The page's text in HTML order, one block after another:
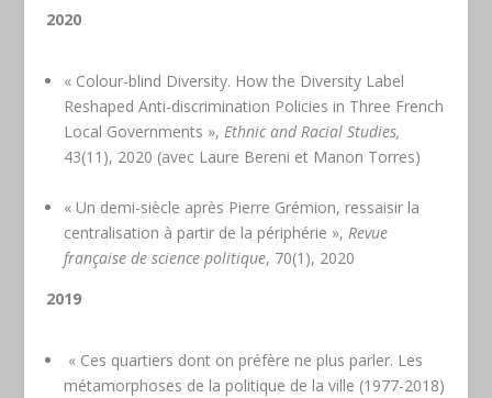
2020
« Colour-blind Diversity. How the Diversity Label
Reshaped Anti-discrimination Policies in Three French
Local Governments », Ethnic and Racial Studies,
43(11), 2020 (avec Laure Bereni et Manon Torres)
« Un demi-siècle après Pierre Grémion, ressaisir la
centralisation à partir de la périphérie »,Revue
française de science politique, 70(1), 2020
2019
« Ces quartiers dont on préfère ne plus parler. Les
métamorphoses de la politique de la ville (1977-2018)